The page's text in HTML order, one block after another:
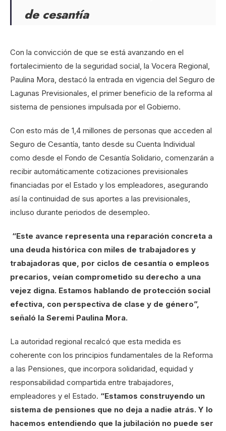
de cesantía
Con la convicción de que se está avanzando en el
fortalecimiento de la seguridad social, la Vocera Regional,
Paulina Mora, destacó la entrada en vigencia del Seguro de
Lagunas Previsionales, el primer beneficio de la reforma al
sistema de pensiones impulsada por el Gobierno.
Con esto más de 1,4 millones de personas que acceden al
Seguro de Cesantía, tanto desde su Cuenta Individual
como desde el Fondo de Cesantía Solidario, comenzarán a
recibir automáticamente cotizaciones previsionales
financiadas por el Estado y los empleadores, asegurando
así la continuidad de sus aportes a las previsionales,
incluso durante periodos de desempleo.
“Este avance representa una reparación concreta a
una deuda histórica con miles de trabajadores y
trabajadoras que, por ciclos de cesantía o empleos
precarios, veían comprometido su derecho a una
vejez digna. Estamos hablando de protección social
efectiva, con perspectiva de clase y de género”,
señaló la Seremi Paulina Mora.
La autoridad regional recalcó que esta medida es
coherente con los principios fundamentales de la Reforma
a las Pensiones, que incorpora solidaridad, equidad y
responsabilidad compartida entre trabajadores,
empleadores y el Estado. “Estamos construyendo un
sistema de pensiones que no deja a nadie atrás. Y lo
hacemos entendiendo que la jubilación no puede ser